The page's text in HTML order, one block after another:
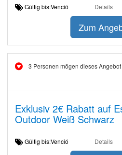
Gültig bis:Venció Details
Zum
3 Personen mögen dieses Angebot
Exklusiv 2€ Rabatt auf
Outdoor Weiß Schwarz
Gültig bis:Venció Details